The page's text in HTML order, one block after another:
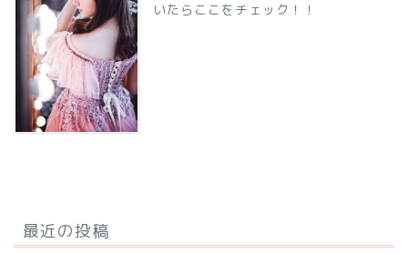
いたらここをチェック！！
最近の投稿